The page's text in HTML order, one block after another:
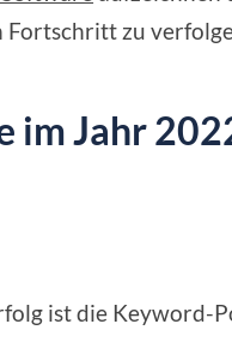
zu
im Jahr
ist die Keyword-